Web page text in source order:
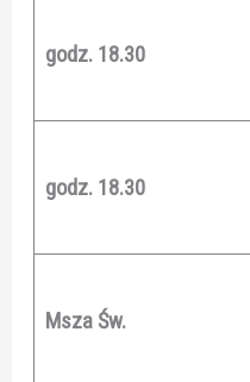
godz. 18.30
godz. 18.30
Msza Św.